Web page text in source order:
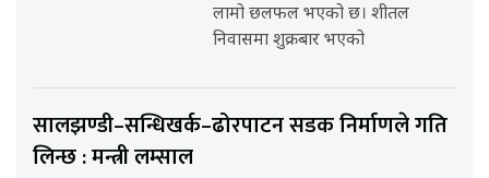
लामो छलफल भएको छ। शीतल
निवासमा शुक्रबार भएको
सालझण्डी–सन्धिखर्क–ढोरपाटन सडक निर्माणले गति
लिन्छ : मन्त्री लम्साल